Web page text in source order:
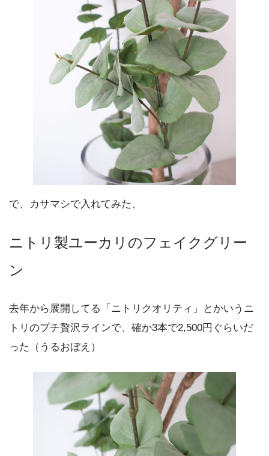
で、カサマシで入れてみた、
ニトリ製ユーカリのフェイクグリー
ン
去年から展開してる「ニトリクオリティ」とかいうニ
トリのプチ贅沢ラインで、確か3本で2,500円ぐらいだ
った（うるおぼえ）